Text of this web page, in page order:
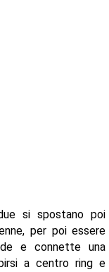
si spostano poi
per poi essere
e connette una
a centro ring e